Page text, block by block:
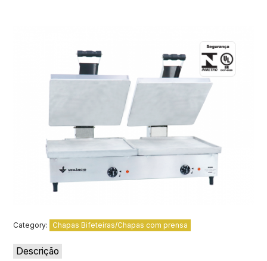
Category: Chapas Bifeteiras/Chapas com prensa
Descrição